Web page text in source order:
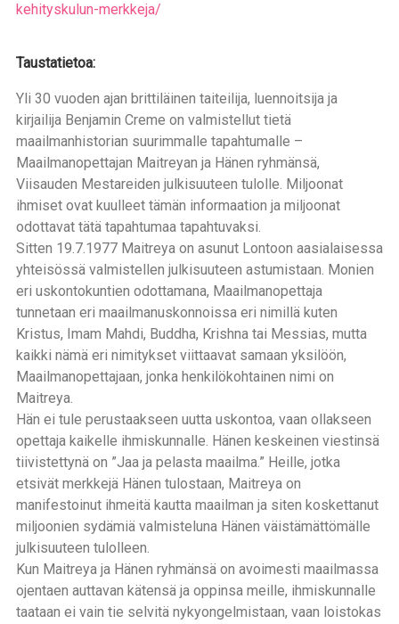
kehityskulun-merkkeja/
Taustatietoa:
Yli 30 vuoden ajan brittiläinen taiteilija, luennoitsija ja
kirjailija Benjamin Creme on valmistellut tietä
maailmanhistorian suurimmalle tapahtumalle –
Maailmanopettajan Maitreyan ja Hänen ryhmänsä,
Viisauden Mestareiden julkisuuteen tulolle. Miljoonat
ihmiset ovat kuulleet tämän informaation ja miljoonat
odottavat tätä tapahtumaa tapahtuvaksi.
Sitten 19.7.1977 Maitreya on asunut Lontoon aasialaisessa
yhteisössä valmistellen julkisuuteen astumistaan. Monien
eri uskontokuntien odottamana, Maailmanopettaja
tunnetaan eri maailmanuskonnoissa eri nimillä kuten
Kristus, Imam Mahdi, Buddha, Krishna tai Messias, mutta
kaikki nämä eri nimitykset viittaavat samaan yksilöön,
Maailmanopettajaan, jonka henkilökohtainen nimi on
Maitreya.
Hän ei tule perustaakseen uutta uskontoa, vaan ollakseen
opettaja kaikelle ihmiskunnalle. Hänen keskeinen viestinsä
tiivistettynä on ”Jaa ja pelasta maailma.” Heille, jotka
etsivät merkkejä Hänen tulostaan, Maitreya on
manifestoinut ihmeitä kautta maailman ja siten koskettanut
miljoonien sydämiä valmisteluna Hänen väistämättömälle
julkisuuteen tulolleen.
Kun Maitreya ja Hänen ryhmänsä on avoimesti maailmassa
ojentaen auttavan kätensä ja oppinsa meille, ihmiskunnalle
taataan ei vain tie selvitä nykyongelmistaan, vaan loistokas